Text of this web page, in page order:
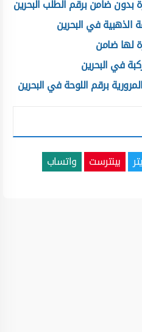
بدون ضامن برقم الطلب البحرين
الذهبية في البحرين
لها ضامن
في البحرين
برقم اللوحة في البحرين
بينترست
واتساب